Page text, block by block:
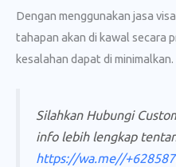
Dengan menggunakan jasa
tahapan akan di kawal secara
kesalahan dapat di minimalkan.
Silahkan Hubungi
info lebih lengkap
https://wa.me//